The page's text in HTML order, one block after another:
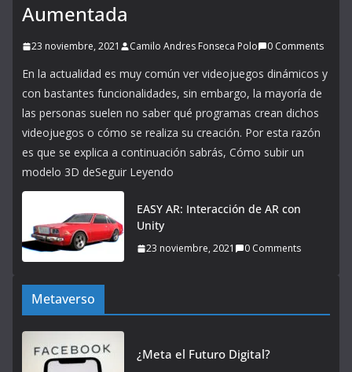
Aumentada
23 noviembre, 2021 Camilo Andres Fonseca Polo 0 Comments
En la actualidad es muy común ver videojuegos dinámicos y
con bastantes funcionalidades, sin embargo, la mayoría de
las personas suelen no saber qué programas crean dichos
videojuegos o cómo se realiza su creación. Por esta razón
es que se explica a continuación sabrás, Cómo subir un
modelo 3D deSeguir Leyendo
EASY AR: Interacción de AR con
Unity
23 noviembre, 2021 0 Comments
Metaverso
¿Meta el Futuro Digital?